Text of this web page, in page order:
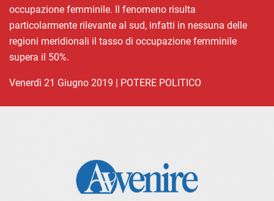
occupazione femminile. Il fenomeno risulta
particolarmente rilevante al sud, infatti in nessuna delle
regioni meridionali il tasso di occupazione femminile
supera il 50%.
venerdì 21 Giugno 2019 | POTERE POLITICO